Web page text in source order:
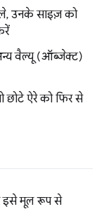
उनके साइज़ को
वैल्यू (ऑब्जेक्ट)
छोटे ऐरे को फिर से
इसे मूल रूप से